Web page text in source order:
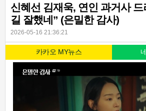
신혜선 김재욱, 연인 과거사
길 잘했네” (은밀한 감사)
2026-05-16 21:36:21
카카오 MY뉴스